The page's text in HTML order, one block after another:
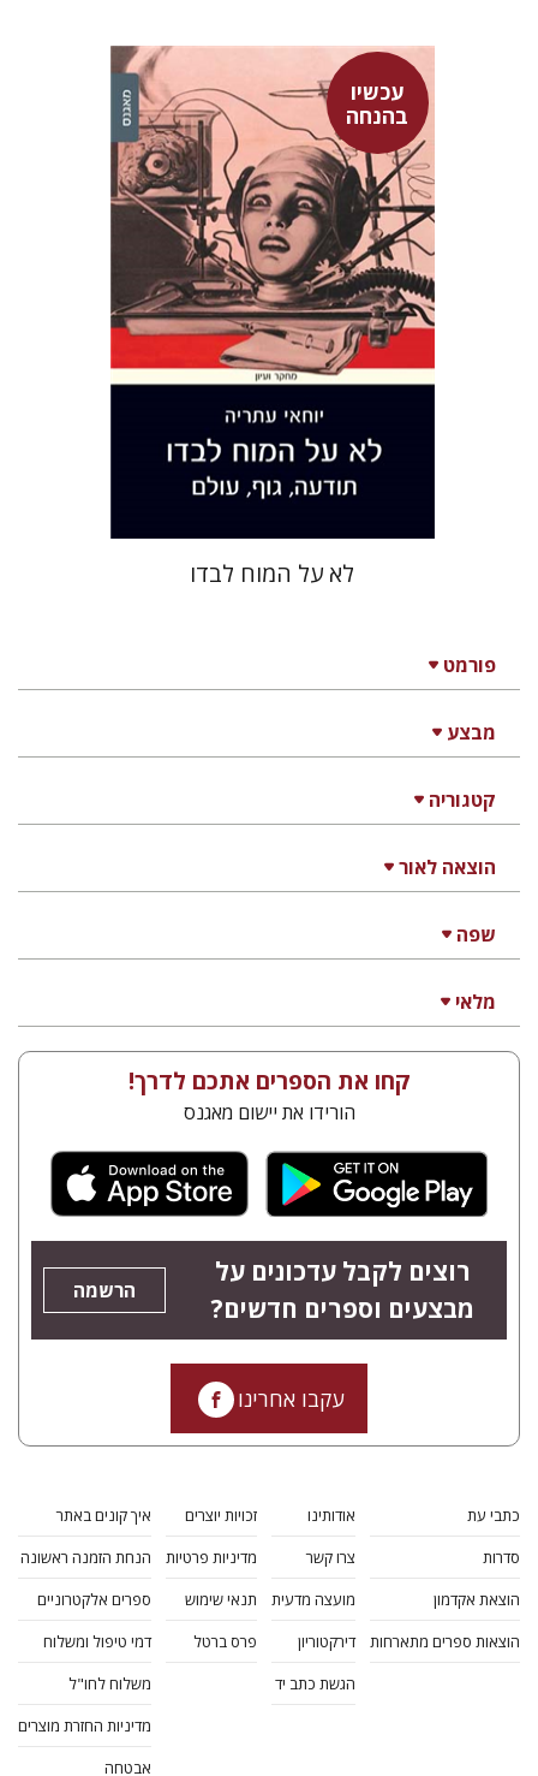
פורמט
מבצע
קטגוריה
הוצאה לאור
שפה
מלאי
עכשיו
בהנחהיוחאי עתריה
עכשיו בהנחה
$35
$26
לא על המוח לבדו
קחו את הספרים אתכם לדרך!
הורידו את יישום מאגנס
רוצים לקבל עדכונים על
מבצעים וספרים חדשים?
הרשמה
עקבו אחרינו
כתבי עת
סדרות
הוצאת אקדמון
הוצאות ספרים מתארחות
אודותינו
צרו קשר
מועצה מדעית
דירקטוריון
הגשת כתב יד
זכויות יוצרים
מדיניות פרטיות
תנאי שימוש
פרס ברטל
איך קונים באתר
הנחת הזמנה ראשונה
ספרים אלקטרוניים
דמי טיפול ומשלוח
משלוח לחו"ל
מדיניות החזרת מוצרים
אבטחה